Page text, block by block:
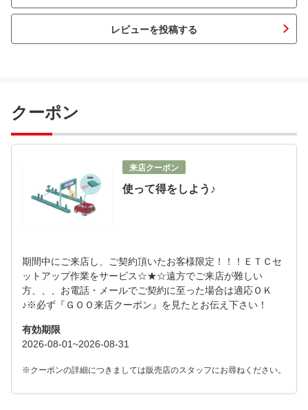
レビューを投稿する
クーポン
来店クーポン
使って得をしよう♪
期間中にご来店し、ご契約頂いたお客様限定！！！ＥＴＣセ
ットアップ作業をサービス☆★☆遠方でご来店が難しい
方、、、お電話・メールでご契約に至った場合は適応ＯＫ
♪※必ず『ＧＯＯ来店クーポン』を見たとお伝え下さい！
有効期限
2026-08-01~2026-08-31
※クーポンの詳細につきましては販売店のスタッフにお尋ねください。